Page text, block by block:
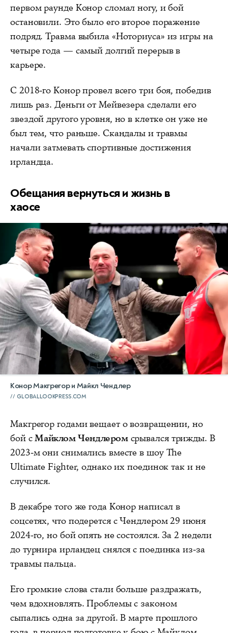
первом раунде Конор сломал ногу, и бой
остановили. Это было его второе поражение
подряд. Травма выбила «Ноториуса» из игры на
четыре года — самый долгий перерыв в
карьере.
С 2018-го Конор провел всего три боя, победив
лишь раз. Деньги от Мейвезера сделали его
звездой другого уровня, но в клетке он уже не
был тем, что раньше. Скандалы и травмы
начали затмевать спортивные достижения
ирландца.
Обещания вернуться и жизнь в
хаосе
Конор Макгрегор и Майкл Чендлер
GLOBALLOOKPRESS.COM
Макгрегор годами вещает о возвращении, но
бой сМайклом Чендлеромсрывался трижды. В
2023-м они снимались вместе в шоу The
Ultimate Fighter, однако их поединок так и не
случился.
В декабре того же года Конор написал в
соцсетях, что подерется с Чендлером 29 июня
2024-го, но бой опять не состоялся. За 2 недели
до турнира ирландец снялся с поединка из-за
травмы пальца.
Его громкие слова стали больше раздражать,
чем вдохновлять. Проблемы с законом
сыпались одна за другой. В марте прошлого